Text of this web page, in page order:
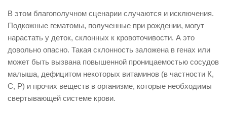
В этом благополучном сценарии случаются и исключения.
Подкожные гематомы, полученные при рождении, могут
нарастать у деток, склонных к кровоточивости. А это
довольно опасно. Такая склонность заложена в генах или
может быть вызвана повышенной проницаемостью сосудов
малыша, дефицитом некоторых витаминов (в частности К,
С, Р) и прочих веществ в организме, которые необходимы
свертывающей системе крови.